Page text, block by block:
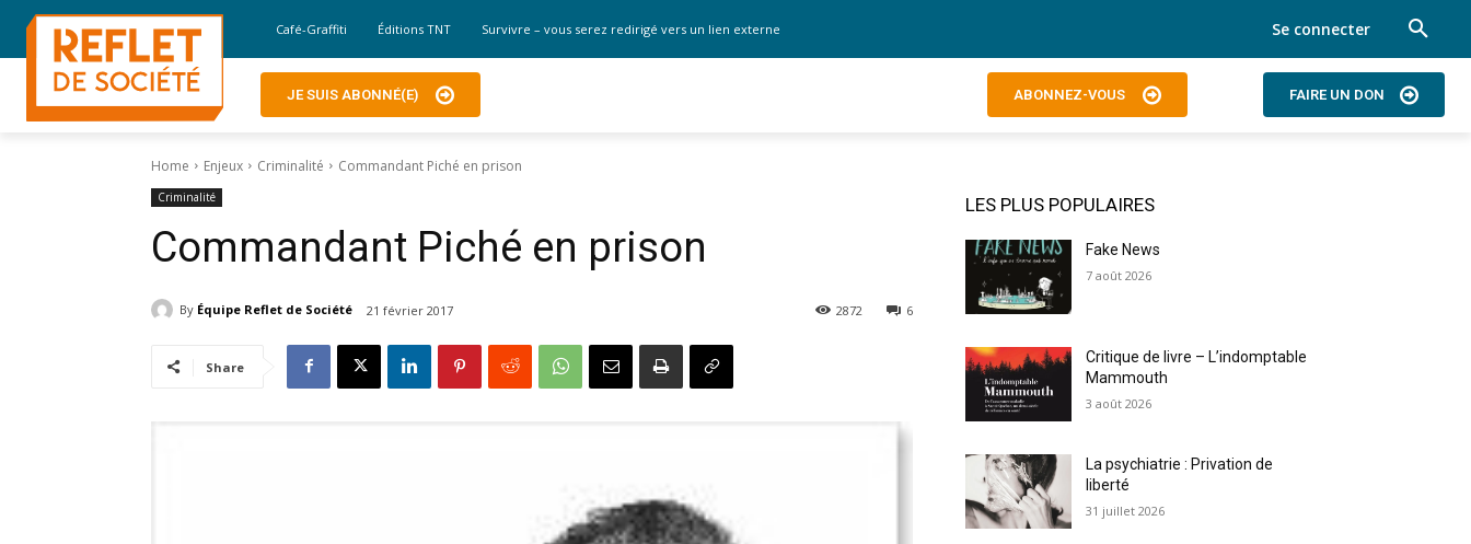
Café-Graffiti Éditions TNT Survivre – vous serez redirigé vers un lien externe Se connecter
JE SUIS ABONNÉ(E) ABONNEZ-VOUS FAIRE UN DON
Home Enjeux Criminalité Commandant Piché en prison
Criminalité
Commandant Piché en prison
By Équipe Reflet de Société 21 février 2017 6
2872
Share
LES PLUS POPULAIRES
Fake News
7 août 2026
Critique de livre – L’indomptable
Mammouth
3 août 2026
La psychiatrie : Privation de
liberté
31 juillet 2026